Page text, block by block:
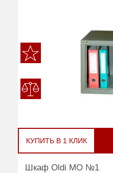
КУПИТЬ В 1 КЛИК
Шкаф Oldi МО №1